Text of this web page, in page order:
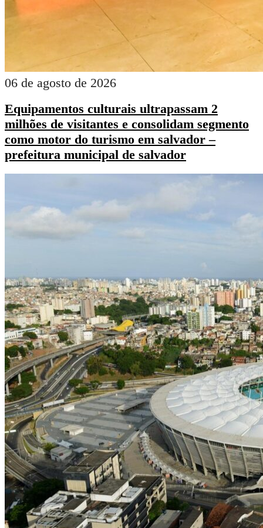
06 de agosto de 2026
Equipamentos culturais ultrapassam 2
milhões de visitantes e consolidam segmento
como motor do turismo em salvador –
prefeitura municipal de salvador